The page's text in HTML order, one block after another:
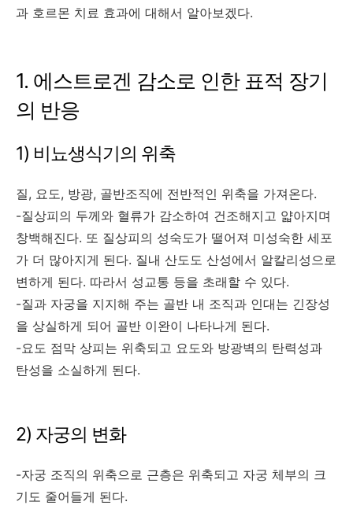
과 호르몬 치료 효과에 대해서 알아보겠다.
1. 에스트로겐 감소로 인한 표적 장기
의 반응
1) 비뇨생식기의 위축
질, 요도, 방광, 골반조직에 전반적인 위축을 가져온다.
-질상피의 두께와 혈류가 감소하여 건조해지고 얇아지며
창백해진다. 또 질상피의 성숙도가 떨어져 미성숙한 세포
가 더 많아지게 된다. 질내 산도도 산성에서 알칼리성으로
변하게 된다. 따라서 성교통 등을 초래할 수 있다.
-질과 자궁을 지지해 주는 골반 내 조직과 인대는 긴장성
을 상실하게 되어 골반 이완이 나타나게 된다.
-요도 점막 상피는 위축되고 요도와 방광벽의 탄력성과
탄성을 소실하게 된다.
2) 자궁의 변화
-자궁 조직의 위축으로 근층은 위축되고 자궁 체부의 크
기도 줄어들게 된다.